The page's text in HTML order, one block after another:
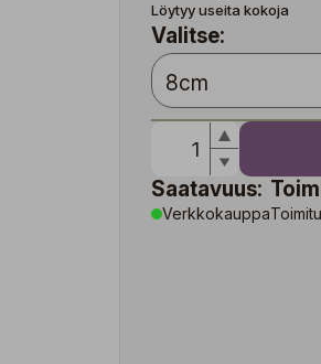
Löytyy useita kokoja
Valitse:
Saatavuus:
Verkkokauppa